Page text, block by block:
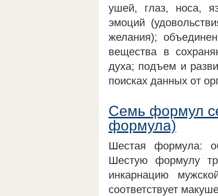
ушей, глаз, носа,
эмоций
желания);
вещества в
духа; подъем и
поисках данных от
Семь формул
формула)
Шестая формула:
Шестую формулу
инкарнацию
соответствует